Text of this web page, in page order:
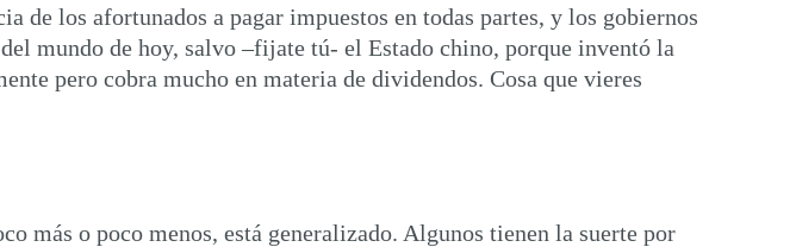
de los afortunados a pagar impuestos en todas partes, y los gobiernos
mundo de hoy, salvo –fijate tú- el Estado chino, porque inventó la
pero cobra mucho en materia de dividendos. Cosa que vieres
más o poco menos, está generalizado. Algunos tienen la suerte por